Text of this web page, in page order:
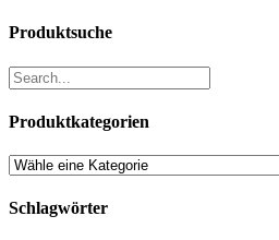
Produktsuche
Produktkategorien
Schlagwörter